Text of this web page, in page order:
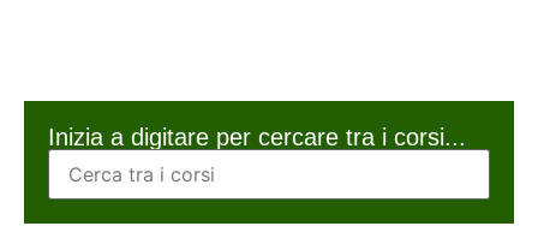
Inizia a digitare per cercare tra i corsi...